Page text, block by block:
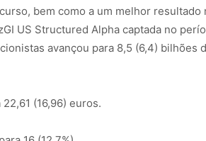
bem como a um melhor resultado
US Structured Alpha captada no
avançou para 8,5 (6,4) bilhões
(16,96) euros.